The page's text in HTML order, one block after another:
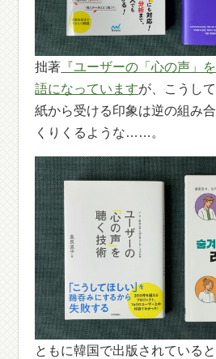
拙著 『ユーザーの「心の声」
語になっていますが、こうし
紙から受ける印象は逆の組み
くりくるような……。
ともに韓国で出版されている